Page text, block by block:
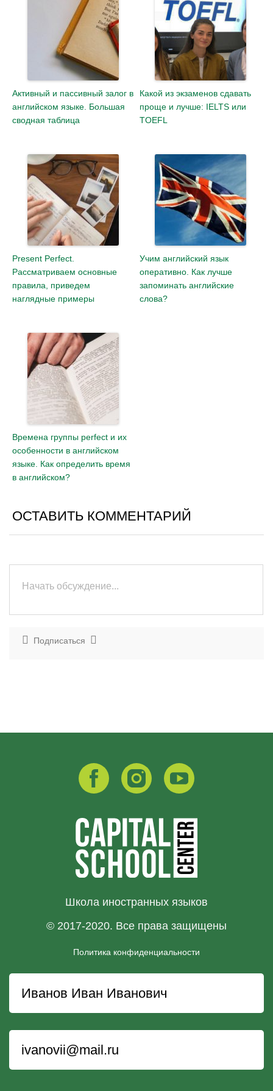
Активный и пассивный залог в
английском языке. Большая
сводная таблица
Какой из экзаменов сдавать
проще и лучше: IELTS или
TOEFL
Present Perfect.
Рассматриваем основные
правила, приведем
наглядные примеры
Учим английский язык
оперативно. Как лучше
запоминать английские
слова?
Времена группы perfect и их
особенности в английском
языке. Как определить время
в английском?
ОСТАВИТЬ КОММЕНТАРИЙ
Подписаться
Школа иностранных языков
© 2017-2020. Все права защищены
Политика конфиденциальности